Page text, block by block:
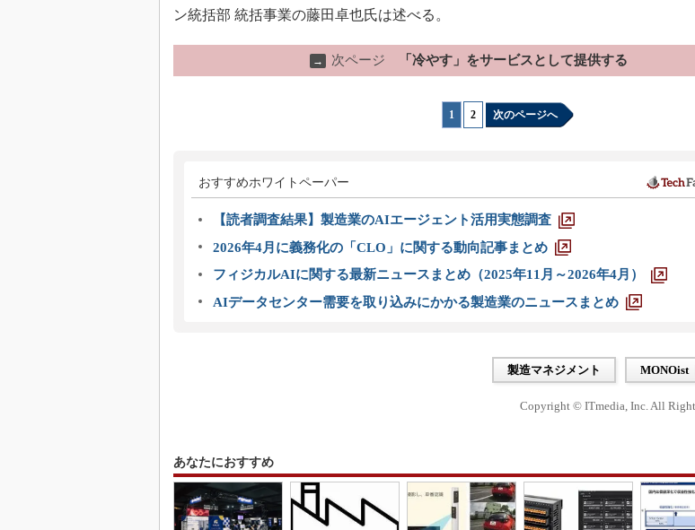
ン統括部 統括事業の藤田卓也氏は述べる。
→ 次ページ 「冷やす」をサービスとして提供する
1 2 次のページへ
おすすめホワイトペーパー
【読者調査結果】製造業のAIエージェント活用実態調査
2026年4月に義務化の「CLO」に関する動向記事まとめ
フィジカルAIに関する最新ニュースまとめ（2025年11月～2026年4月）
AIデータセンター需要を取り込みにかかる製造業のニュースまとめ
製造マネジメント MONOist
Copyright © ITmedia, Inc. All
あなたにおすすめ